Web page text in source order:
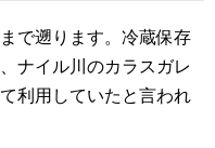
で遡ります。冷蔵保存
ナイル川のカラスガレ
利用していたと言われ